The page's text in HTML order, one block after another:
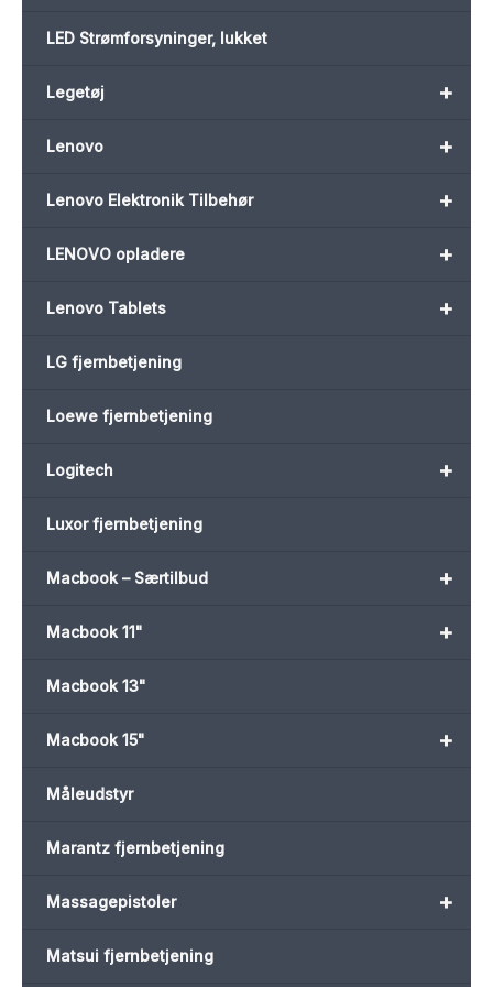
LED Strømforsyninger, lukket
+
Legetøj
+
Lenovo
+
Lenovo Elektronik Tilbehør
+
LENOVO opladere
+
Lenovo Tablets
LG fjernbetjening
Loewe fjernbetjening
+
Logitech
Luxor fjernbetjening
+
Macbook – Særtilbud
+
Macbook 11"
Macbook 13"
+
Macbook 15"
Måleudstyr
Marantz fjernbetjening
+
Massagepistoler
Matsui fjernbetjening